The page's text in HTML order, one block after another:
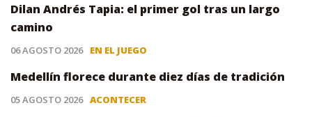
Dilan Andrés Tapia: el primer gol tras un largo
camino
06 AGOSTO 2026 EN EL JUEGO
Medellín florece durante diez días de tradición
05 AGOSTO 2026 ACONTECER